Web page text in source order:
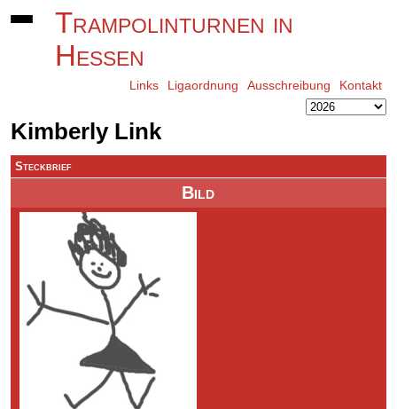
Trampolinturnen in
Hessen
Links Ligaordnung Ausschreibung Kontakt
Kimberly Link
Bild
Steckbrief